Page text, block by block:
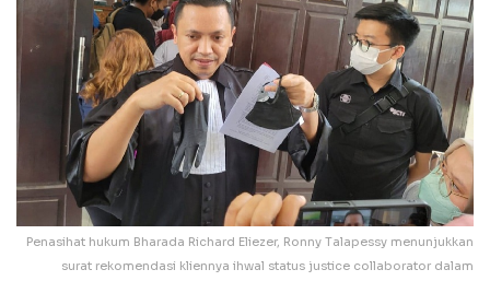
Penasihat hukum Bharada Richard Eliezer, Ronny Talapessy menunjukkan
surat rekomendasi kliennya ihwal status justice collaborator dalam